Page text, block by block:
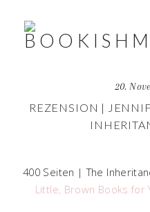
20.
REZENSION |
400 Seiten | The
Little, Brown Books for